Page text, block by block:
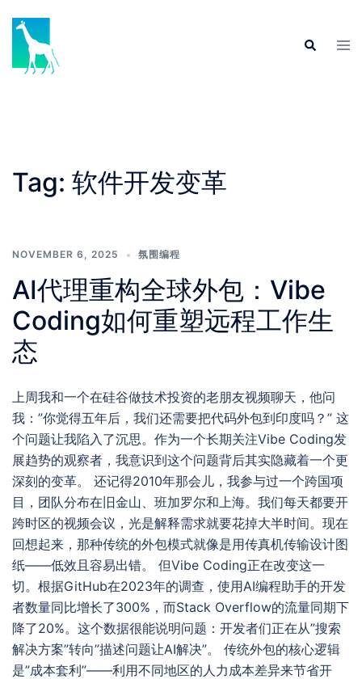
content
Search
Tag: 软件开发变革
NOVEMBER 6, 2025 氛围编程
AI代理重构全球外包：Vibe
Coding如何重塑远程工作生
态
上周我和一个在硅谷做技术投资的老朋友视频聊天，他问
我：”你觉得五年后，我们还需要把代码外包到印度吗？” 这
个问题让我陷入了沉思。作为一个长期关注Vibe Coding发
展趋势的观察者，我意识到这个问题背后其实隐藏着一个更
深刻的变革。 还记得2010年那会儿，我参与过一个跨国项
目，团队分布在旧金山、班加罗尔和上海。我们每天都要开
跨时区的视频会议，光是解释需求就要花掉大半时间。现在
回想起来，那种传统的外包模式就像是用传真机传输设计图
纸——低效且容易出错。 但Vibe Coding正在改变这一
切。根据GitHub在2023年的调查，使用AI编程助手的开发
者数量同比增长了300%，而Stack Overflow的流量同期下
降了20%。这个数据很能说明问题：开发者们正在从”搜索
解决方案”转向”描述问题让AI解决”。 传统外包的核心逻辑
是”成本套利”——利用不同地区的人力成本差异来节省开